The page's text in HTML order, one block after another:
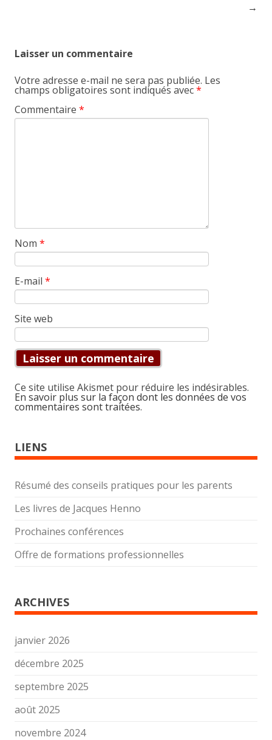
→
Laisser un commentaire
Votre adresse e-mail ne sera pas publiée. Les
champs obligatoires sont indiqués avec*
Commentaire *
Nom *
E-mail *
Site web
Ce site utilise Akismet pour réduire les indésirables.
En savoir plus sur la façon dont les données de vos
commentaires sont traitées.
LIENS
Résumé des conseils pratiques pour les parents
Les livres de Jacques Henno
Prochaines conférences
Offre de formations professionnelles
ARCHIVES
janvier 2026
décembre 2025
septembre 2025
août 2025
novembre 2024